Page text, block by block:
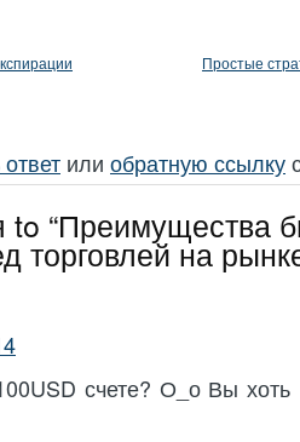
Простые
или обратную ссылку
to “Преимущества
торговлей на
счете? О_о Вы